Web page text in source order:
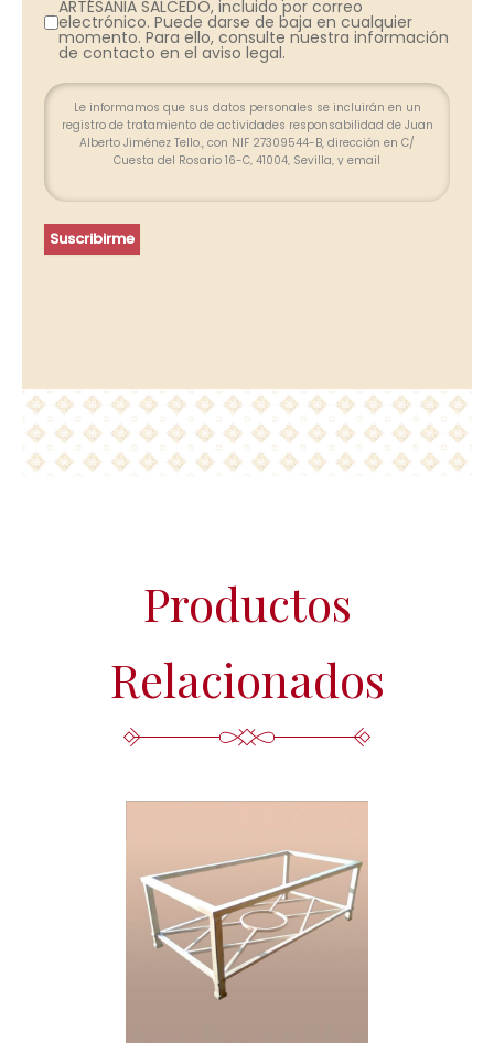
ARTESANIA SALCEDO, incluido por correo
electrónico. Puede darse de baja en cualquier
momento. Para ello, consulte nuestra información
de contacto en el aviso legal.
Le informamos que sus datos personales se incluirán en un
registro de tratamiento de actividades responsabilidad de Juan
Alberto Jiménez Tello., con NIF 27309544-B, dirección en C/
Cuesta del Rosario 16-C, 41004, Sevilla, y email
profesional y, durante los plazos exigidos por ley para atender
eventuales responsabilidades finalizada la relación. Se
Más información del tratamiento en laPolítica de privacidad.
Suscribirme
Productos
Relacionados